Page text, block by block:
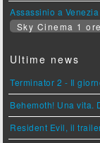
Assassinio a Venezia
Sky Cinema 1
Ultime news
Terminator 2 - Il
Behemoth! Una vita.
Resident Evil, il